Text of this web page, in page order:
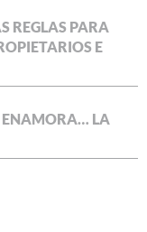
REGLAS PARA
E
ENAMORA… LA